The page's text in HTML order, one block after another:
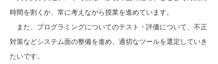
時間を割くか、常に考えながら授業を進めています。
また、プログラミングについてのテスト・評価について、不正
対策などシステム面の整備を進め、適切なツールを選定していき
たいです。